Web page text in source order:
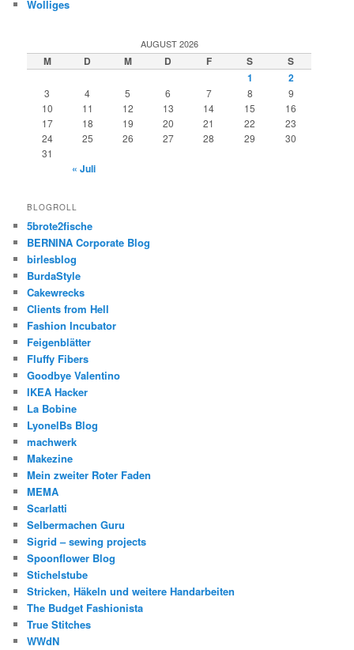
Wolliges
AUGUST 2026
M D M D F S
S
1
2
3 4 5 6 7 8
9
10
11 12 13 14 15
16
17
18 19 20 21 22
23
24
25 26 27 28 29
30
31
« Juli
BLOGROLL
5brote2fische
BERNINA Corporate Blog
birlesblog
BurdaStyle
Cakewrecks
Clients from Hell
Fashion Incubator
Feigenblätter
Fluffy Fibers
Goodbye Valentino
IKEA Hacker
La Bobine
LyonelBs Blog
machwerk
Makezine
Mein zweiter Roter Faden
MEMA
Scarlatti
Selbermachen Guru
Sigrid – sewing projects
Spoonflower Blog
Stichelstube
Stricken, Häkeln und weitere Handarbeiten
The Budget Fashionista
True Stitches
WWdN